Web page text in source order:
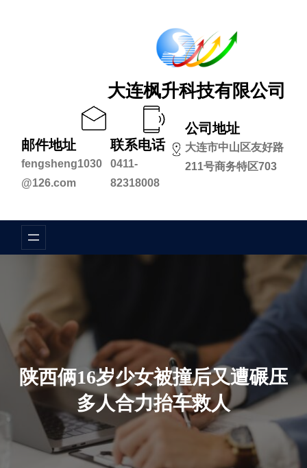
大连枫升科技有限公司
邮件地址
fengsheng1030
@126.com
联系电话
0411-
82318008
公司地址
大连市中山区友好路
211号商务特区703
陕西俩16岁少女被撞后又遭碾压
多人合力抬车救人